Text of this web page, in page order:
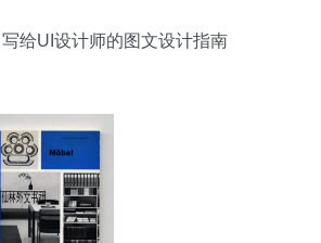
给UI设计师的图文设计指南